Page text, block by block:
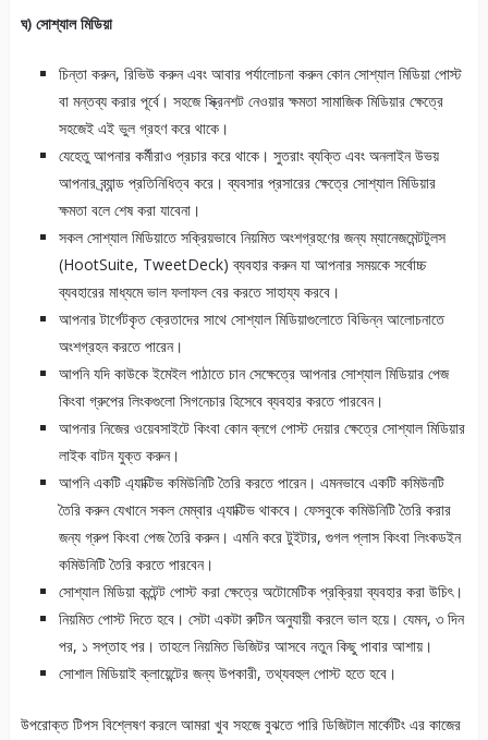
ঘ) সোশ্যাল মিডিয়া
চিন্তা করুন, রিভিউ করুন এবং আবার পর্যালোচনা করুন কোন সোশ্যাল মিডিয়া পোস্ট
বা মন্তব্য করার পূর্বে। সহজে স্ক্রিনশট নেওয়ার ক্ষমতা সামাজিক মিডিয়ার ক্ষেত্রে
সহজেই এই ভুল গ্রহণ করে থাকে।
যেহেতু আপনার কর্মীরাও প্রচার করে থাকে। সুতরাং ব্যক্তি এবং অনলাইন উভয়
আপনার ব্র্যান্ড প্রতিনিধিত্ব করে। ব্যবসার প্রসারের ক্ষেত্রে সোশ্যাল মিডিয়ার
ক্ষমতা বলে শেষ করা যাবেনা।
সকল সোশ্যাল মিডিয়াতে সক্রিয়ভাবে নিয়মিত অংশগ্রহণের জন্য ম্যানেজমেন্টটুলস
(HootSuite, TweetDeck) ব্যবহার করুন যা আপনার সময়কে সর্বোচ্চ
ব্যবহারের মাধ্যমে ভাল ফলাফল বের করতে সাহায্য করবে।
আপনার টার্গেটকৃত ক্রেতাদের সাথে সোশ্যাল মিডিয়াগুলোতে বিভিন্ন আলোচনাতে
অংশগ্রহন করতে পারেন।
আপনি যদি কাউকে ইমেইল পাঠাতে চান সেক্ষেত্রে আপনার সোশ্যাল মিডিয়ার পেজ
কিংবা গ্রুপের লিংকগুলো সিগনেচার হিসেবে ব্যবহার করতে পারবেন।
আপনার নিজের ওয়েবসাইটে কিংবা কোন ব্লগে পোস্ট দেয়ার ক্ষেত্রে সোশ্যাল মিডিয়ার
লাইক বাটন যুক্ত করুন।
আপনি একটি এ্যাক্টিভ কমিউনিটি তৈরি করতে পারেন। এমনভাবে একটি কমিউনটি
তৈরি করুন যেখানে সকল মেম্বার এ্যাক্টিভ থাকবে। ফেসবুকে কমিউনিটি তৈরি করার
জন্য গ্রুপ কিংবা পেজ তৈরি করুন। এমনি করে টুইটার, গুগল প্লাস কিংবা লিংকডইন
কমিউনিটি তৈরি করতে পারবেন।
সোশ্যাল মিডিয়া কন্টেন্ট পোস্ট করা ক্ষেত্রে অটোমেটিক প্রক্রিয়া ব্যবহার করা উচিৎ।
নিয়মিত পোস্ট দিতে হবে। সেটা একটা রুটিন অনুযায়ী করলে ভাল হয়ে। যেমন, ৩ দিন
পর, ১ সপ্তাহ পর। তাহলে নিয়মিত ভিজিটর আসবে নতুন কিছু পাবার আশায়।
সোশাল মিডিয়াই ক্লায়েন্টের জন্য উপকারী, তথ্যবহুল পোস্ট হতে হবে।
উপরোক্ত টিপস বিশ্লেষণ করলে আমরা খুব সহজে বুঝতে পারি ডিজিটাল মার্কেটিং এর কাজের